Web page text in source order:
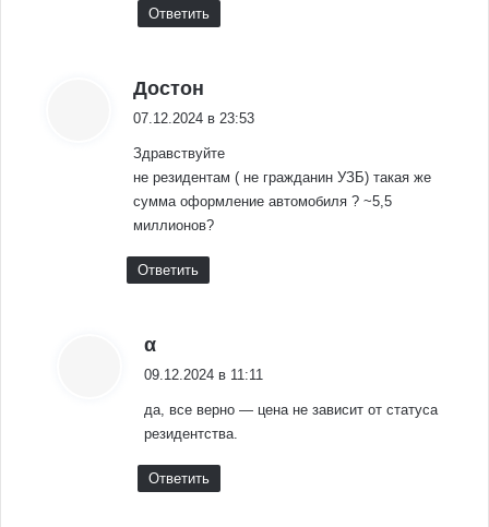
Ответить
Достон
07.12.2024 в 23:53
Здравствуйте
не резидентам ( не гражданин УЗБ) такая же
сумма оформление автомобиля ? ~5,5
миллионов?
Ответить
α
09.12.2024 в 11:11
да, все верно — цена не зависит от статуса
резидентства.
Ответить